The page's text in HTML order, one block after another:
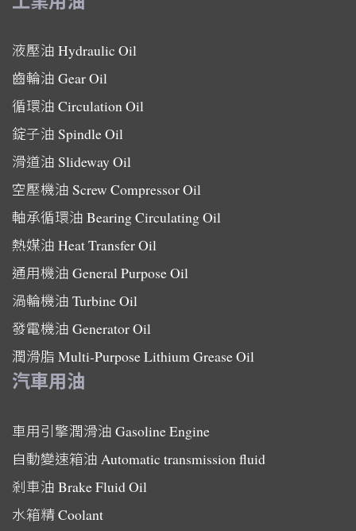
液壓油 Hydraulic Oil
齒輪油 Gear Oil
循環油 Circulation Oil
錠子油 Spindle Oil
滑道油 Slideway Oil
空壓機油 Screw Compressor Oil
軸承循環油 Bearing Circulating Oil
熱媒油 Heat Transfer Oil
通用機油 General Purpose Oil
渦輪機油 Turbine Oil
發電機油 Generator Oil
潤滑脂 Multi-Purpose Lithium Grease Oil
汽車用油
車用引擎潤滑油 Gasoline Engine
自動變速箱油 Automatic transmission fluid
剎車油 Brake Fluid Oil
水箱精Coolant